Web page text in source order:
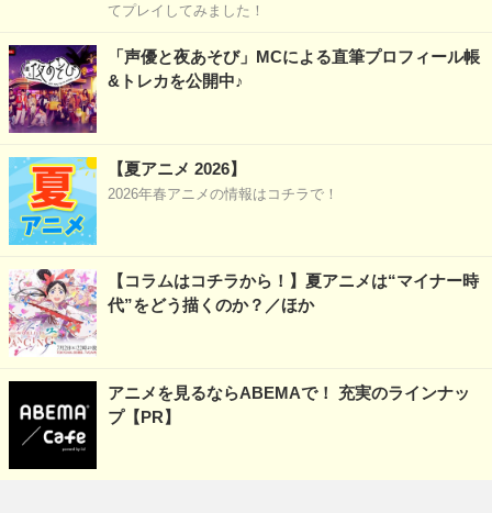
てプレイしてみました！
「声優と夜あそび」MCによる直筆プロフィール帳
&トレカを公開中♪
【夏アニメ 2026】
2026年春アニメの情報はコチラで！
【コラムはコチラから！】夏アニメは“マイナー時
代”をどう描くのか？／ほか
アニメを見るならABEMAで！ 充実のラインナッ
プ【PR】